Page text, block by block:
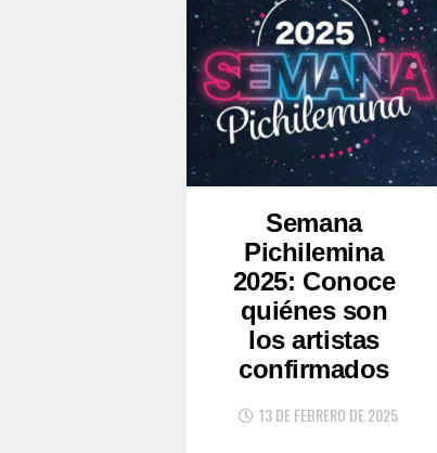
Semana
Pichilemina
2025: Conoce
quiénes son
los artistas
confirmados
13 DE FEBRERO DE 2025